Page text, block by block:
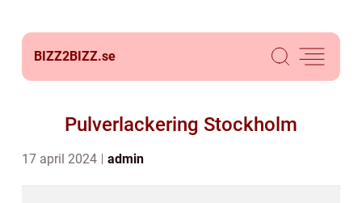
BIZZ2BIZZ.se
Pulverlackering Stockholm
17 april 2024 admin